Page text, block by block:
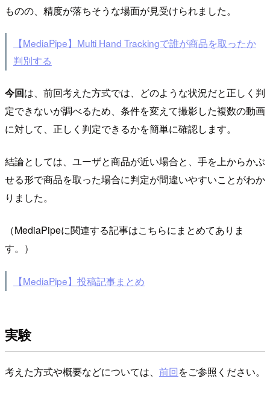
ものの、精度が落ちそうな場面が見受けられました。
【MediaPipe】Multi Hand Trackingで誰が商品を取ったか
判別する
今回は、前回考えた方式では、どのような状況だと正しく判
定できないが調べるため、条件を変えて撮影した複数の動画
に対して、正しく判定できるかを簡単に確認します。
結論としては、ユーザと商品が近い場合と、手を上からかぶ
せる形で商品を取った場合に判定が間違いやすいことがわか
りました。
（MediaPipeに関連する記事はこちらにまとめてありま
す。）
【MediaPipe】投稿記事まとめ
実験
考えた方式や概要などについては、 前回をご参照ください。